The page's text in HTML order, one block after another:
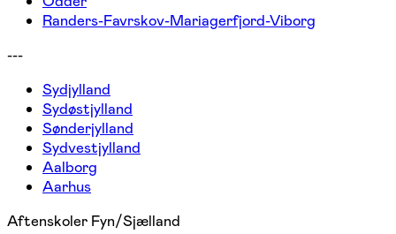
Randers-Favrskov-Mariagerfjord-Viborg
---
Sydjylland
Sydøstjylland
Sønderjylland
Sydvestjylland
Aalborg
Aarhus
Aftenskoler Fyn/Sjælland